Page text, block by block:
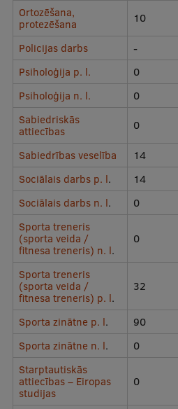
Ģerbonis
Projekti
Reitingi
Virtuālā tūre
Ilgtspējīga attīstība
Studiju un vides pieejamība
Dati par 2025. gadu
Suvenīri un grāmatas
Mūžizglītība
Ētikas un līdztiesības mācības
Atvērtā universitāte
Sagatavošanas kursi
Ortozēšana,
protezēšana
10
Policijas darbs -
Psiholoģija p. l.
0
Psiholoģija n. l.
0
Sabiedriskās
attiecības
0
Sabiedrības veselība 14
Sociālais darbs p. l. 14
Sociālais darbs n. l. 0
Sporta treneris
(sporta veida /
fitnesa treneris) n. l.
0
Sporta treneris
(sporta veida /
fitnesa treneris) p. l.
32
Sporta zinātne p. l. 90
Sporta zinātne n. l. 0
Starptautiskās
attiecības – Eiropas
studijas
0